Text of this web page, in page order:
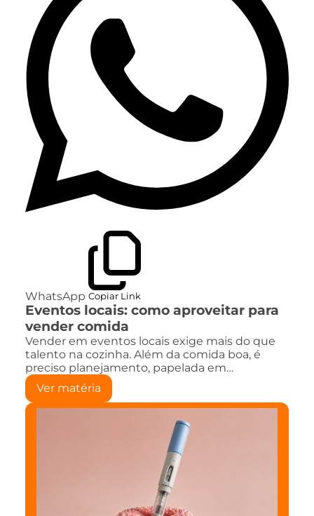
WhatsApp Copiar Link
Eventos locais: como aproveitar para
vender comida
Vender em eventos locais exige mais do que
talento na cozinha. Além da comida boa, é
preciso planejamento, papelada em…
Ver matéria